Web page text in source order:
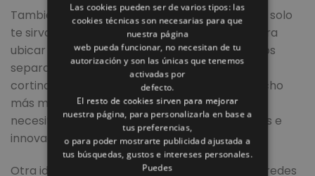
También puedes utilizar una estantería que no solo
te sirva para colocar carpetas o libros sino para
ubicar tu espacio de trabajo en ella con algunos
separadores. Además, si cuentas con algunas
cortinas de cristal, le puedes dar un toque mucho
más moderno, así estarás aislando todo lo que
necesitas por medio de elementos decorativos e
innovadores.
Otra idea que podemos darte, es pintar las paredes
Las cookies pueden ser de varios tipos: las
cookies técnicas son necesarias para que
nuestra página
web pueda funcionar, no necesitan de tu
autorización y son las únicas que tenemos
activadas por
defecto.
El resto de cookies sirven para mejorar
nuestra página, para personalizarla en base a
tus preferencias,
o para poder mostrarte publicidad ajustada a
tus búsquedas, gustos e intereses personales.
Puedes